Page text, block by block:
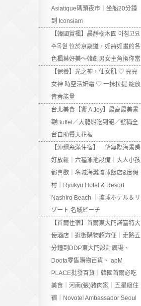
Asiatique碼頭夜市｜坐船20分鐘
到 Iconsiam
【韓國賞楓】晨靜樹木園 아침고요
수목원 位於京畿道，如詩如畫的各
色楓葉好美～韓劇男女主角換你當
【保養】光之神，仙女肌 ♡ 亮亮
女神 時空活妍霜 ♡ 一抹拉提 綻放
青春能量
台北美食【饗 A Joy】最高最美景
觀Buffet／大龍蝦吃到飽／號稱全
台自助餐天花板
【沖繩糸滿住宿】一望無際海景房
好放鬆｜六種泳池設備｜大人小孩
都喜歡｜名城海灘琉球飯店&度假
村｜Ryukyu Hotel & Resort
Nashiro Beach ｜琉球ホテル＆リ
ゾート 名城ビーチ
【首爾住宿】首爾東大門諾富特大
使酒店｜逛街購物超方便｜走路五
分鐘到DDP東大門設計廣場、
Doota零售購物百貨、 apM
PLACE批發百貨｜韓國首爾必吃
美食｜河南(張)豬肉家｜五星級住
宿｜Novotel Ambassador Seoul